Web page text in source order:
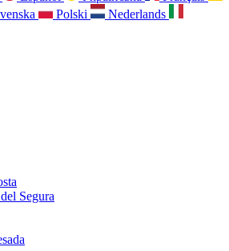
Polski
Nederlands
Segura